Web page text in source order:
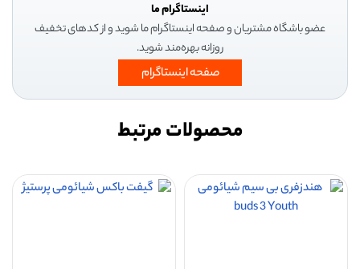
اینستاگرام ما
عضو باشگاه مشتریان و صفحه اینستاگرام ما شوید و از کدهای تخفیف
روزانه بهره‌مند شوید.
صفحه اینستاگرام
محصولات مرتبط